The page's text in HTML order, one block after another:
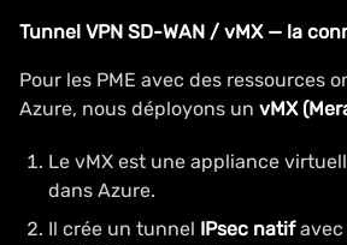
Tunnel VPN SD-WAN / vMX — la
Pour les PME avec des ressources
Azure, nous déployons un vMX
Le vMX est une appliance
dans Azure.
Il crée un tunnel IPsec natifavec